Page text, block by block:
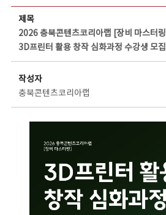
제목
2026 충북콘텐츠코리아랩 [장비 마스터
3D프린터 활용 창작 심화과정 수강생 모
작성자
충북콘텐츠코리아랩